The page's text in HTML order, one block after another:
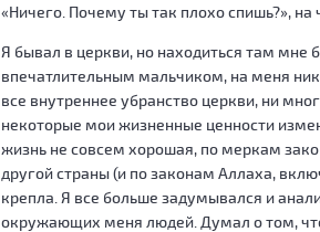
«Ничего. Почему ты так плохо спишь?»,
Я бывал в церкви, но находиться там
впечатлительным мальчиком, на меня
все внутреннее убранство церкви, ни
некоторые мои жизненные ценности
жизнь не совсем хорошая, по меркам
другой страны (и по законам Аллаха,
крепла. Я все больше задумывался и
окружающих меня людей. Думал о том,